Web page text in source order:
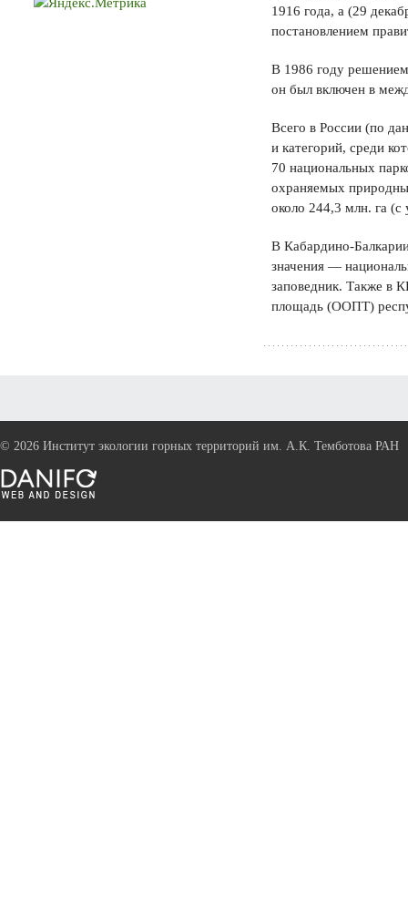
1916 года, а (29
постановлением
В 1986 году
он был включен в
Всего в России (по
и категорий, среди
70 национальных
охраняемых
около 244,3 млн. га
В Кабардино-
значения —
заповедник. Также в
площадь (ООПТ)
© 2026 Институт экологии горных территорий им. А.К. Темботова РАН